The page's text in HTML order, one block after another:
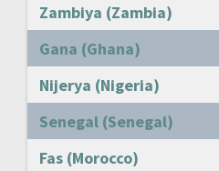
Zambiya (Zambia)
Gana (Ghana)
Nijerya (Nigeria)
Senegal (Senegal)
Fas (Morocco)